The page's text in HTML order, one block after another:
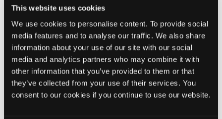
This website uses cookies
We use cookies to personalise content. To provide social
media features and to analyse our traffic. We also share
information about your use of our site with our social
media and analytics partners who may combine it with
other information that you’ve provided to them or that
they’ve collected from your use of their services. You
consent to our cookies if you continue to use our website.
Samtidig kan frivillige organisationer synliggøre deres indsatser
fagpersoner kan hurtigt og let få et samlet overblik over
aktiviteter og tilbud - og guide borgere hertil.
Portalen dækker både tilbud i foreninger med frivilligt socialt
sigte, kulturelle- og idrætstilbud samt uvisiterede kommunale
tilbud. Med en nem og overskuelig søgefunktion kan alle hurtigt
finde frem til et relevant overblik over tilbud og muligheder og
komme i kontakt med dem, der står bag.